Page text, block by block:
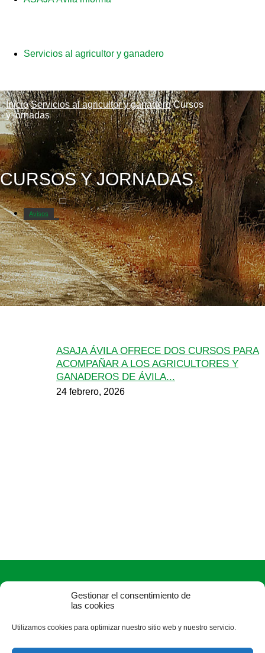
Gestionar el consentimiento de
las cookies
Utilizamos cookies para optimizar nuestro sitio web y nuestro servicio.
Servicios al agricultor y ganadero
Inicio Servicios al agricultor y ganadero Cursos
y jornadas
CURSOS Y JORNADAS
Avisos
Catastro
ASAJA ÁVILA OFRECE DOS CURSOS PARA
ACOMPAÑAR A LOS AGRICULTORES Y
GANADEROS DE ÁVILA...
24 febrero, 2026
ASAJA Ávila - Jóvenes Agricultores
C/ Duque de Alba, 6 (pasaje) - 05001 Ávila - España · Tel.: